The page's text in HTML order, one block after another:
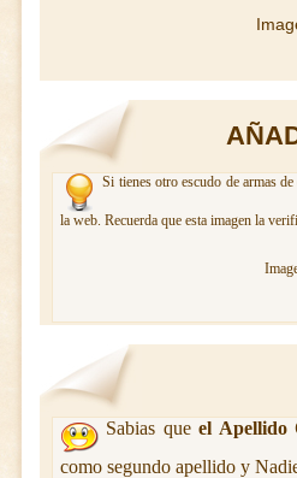
Si tienes otro escudo de armas
la web. Recuerda que esta imagen la
Sabias queel Apellido
como segundo apellido y